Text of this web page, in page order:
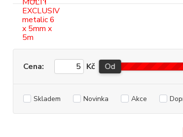
Cena: Kč Od
Skladem Novinka Akce